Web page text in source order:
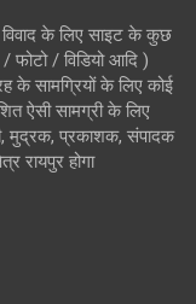
के लिए साइट के कुछ
/ फोटो / विडियो आदि )
के सामग्रियों के लिए कोई
ऐसी सामग्री के लिए
मुद्रक, प्रकाशक, संपादक
रायपुर होगा